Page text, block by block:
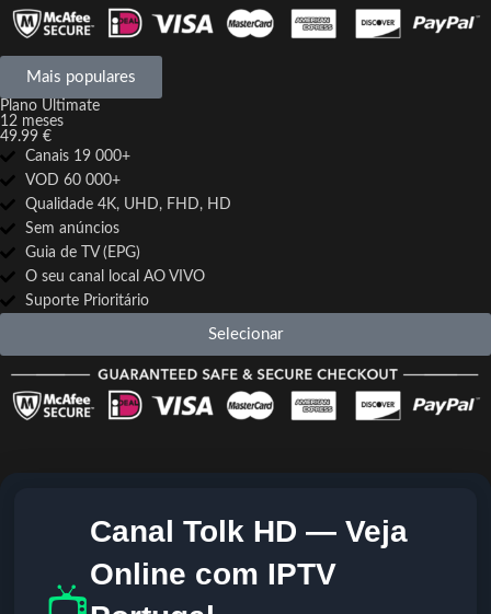
Mais populares
Plano Ultimate
12 meses
49.99 €
Canais 19 000+
VOD 60 000+
Qualidade 4K, UHD, FHD, HD
Sem anúncios
Guia de TV (EPG)
O seu canal local AO VIVO
Suporte Prioritário
Selecionar
Canal Tolk HD — Veja
Online com IPTV